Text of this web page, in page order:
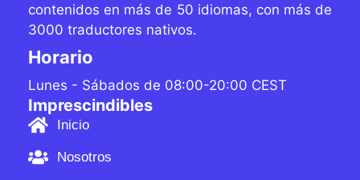
contenidos en más de 50 idiomas, con más de
3000 traductores nativos.
Horario
Lunes - Sábados de 08:00-20:00 CEST
Imprescindibles
Inicio
Nosotros